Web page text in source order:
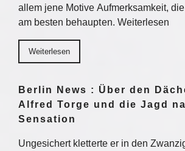
allem jene Motive Aufmerksamkeit,
am besten behaupten. Weiterlesen
Weiterlesen
Berlin News : Über den
Alfred Torge und die Jagd
Sensation
Ungesichert kletterte er in den